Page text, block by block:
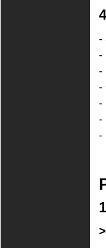
-
-
-
-
-
-
-